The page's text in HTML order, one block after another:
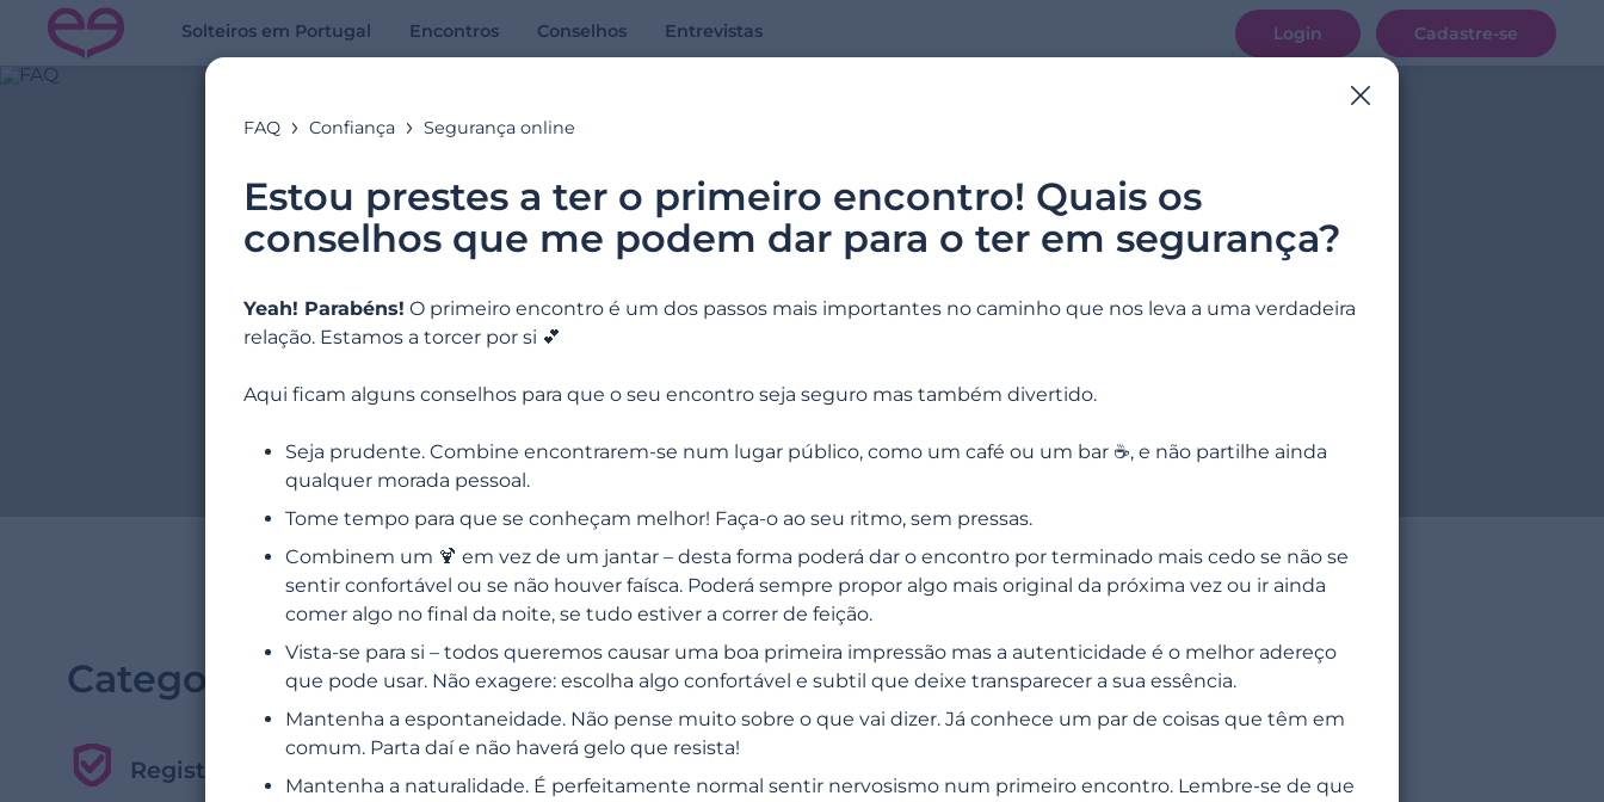
Solteiros em Portugal Encontros Conselhos Entrevistas Login Cadastre-se
Ajuda online
Todas as respostas às suas perguntas
CATEGORIAS PERGUNTAS FREQUENTES
Categorias
Registo e início rápido
FAQ Confiança Segurança online
Estou prestes a ter o primeiro encontro! Quais os
conselhos que me podem dar para o ter em segurança?
Yeah! Parabéns! O primeiro encontro é um dos passos mais importantes no caminho que nos leva a uma verdadeira
relação. Estamos a torcer por si 💕
Aqui ficam alguns conselhos para que o seu encontro seja seguro mas também divertido.
Seja prudente. Combine encontrarem-se num lugar público, como um café ou um bar ☕, e não partilhe ainda
qualquer morada pessoal.
Tome tempo para que se conheçam melhor! Faça-o ao seu ritmo, sem pressas.
Combinem um 🍹 em vez de um jantar – desta forma poderá dar o encontro por terminado mais cedo se não se
sentir confortável ou se não houver faísca. Poderá sempre propor algo mais original da próxima vez ou ir ainda
comer algo no final da noite, se tudo estiver a correr de feição.
Vista-se para si – todos queremos causar uma boa primeira impressão mas a autenticidade é o melhor adereço
que pode usar. Não exagere: escolha algo confortável e subtil que deixe transparecer a sua essência.
Mantenha a espontaneidade. Não pense muito sobre o que vai dizer. Já conhece um par de coisas que têm em
comum. Parta daí e não haverá gelo que resista!
Mantenha a naturalidade. É perfeitamente normal sentir nervosismo num primeiro encontro. Lembre-se de que